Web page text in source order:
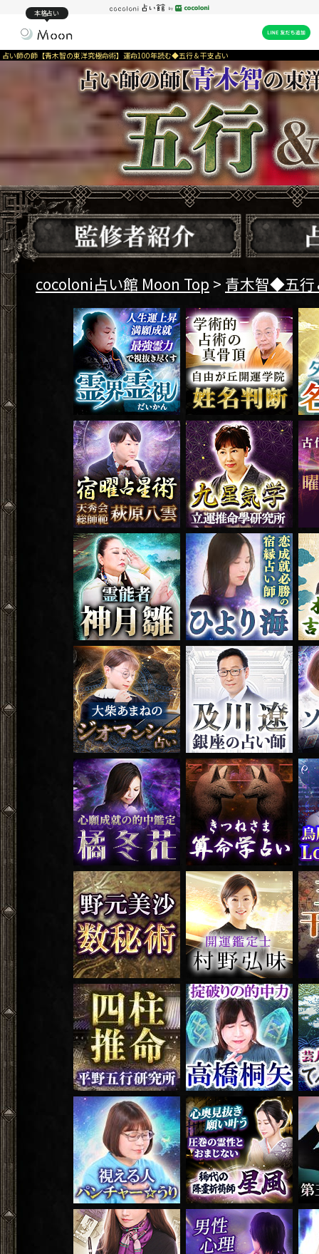
本格占い
占い師の師【青木智の東洋究極命術】運命100年読む◆五行＆干支占い
cocoloni占い館 Moon Top > 青木智◆五行